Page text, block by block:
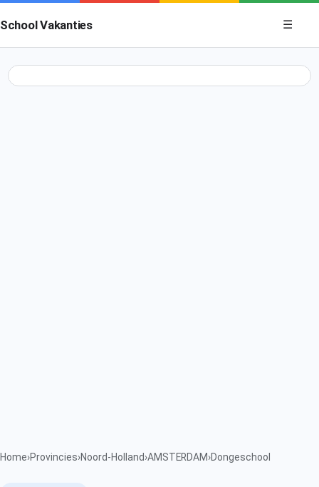
School Vakanties
Menu
☰
Home›Provincies›Noord-Holland›AMSTERDAM›Dongeschool